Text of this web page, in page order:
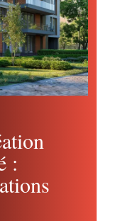
: